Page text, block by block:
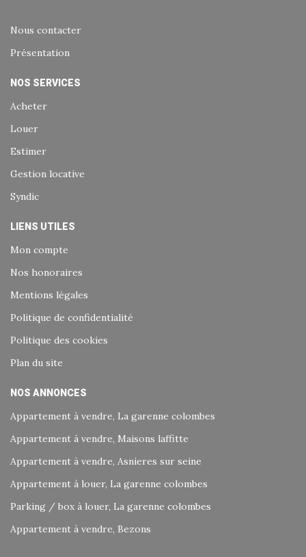
Nous contacter
Présentation
NOS SERVICES
Acheter
Louer
Estimer
Gestion locative
Syndic
LIENS UTILES
Mon compte
Nos honoraires
Mentions légales
Politique de confidentialité
Politique des cookies
Plan du site
NOS ANNONCES
Appartement à vendre, La garenne colombes
Appartement à vendre, Maisons laffitte
Appartement à vendre, Asnieres sur seine
Appartement à louer, La garenne colombes
Parking / box à louer, La garenne colombes
Appartement à vendre, Bezons